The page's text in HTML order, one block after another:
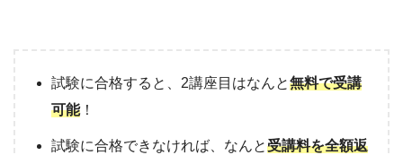
試験に合格すると、2講座目はなんと無料で受講
可能！
試験に合格できなければ、なんと受講料を全額返